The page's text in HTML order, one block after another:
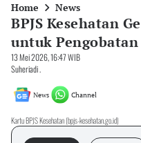
Home News
BPJS Kesehatan
untuk
13 Mei 2026, 16:47 WIB
Suheriadi .
News Channel
Kartu BPJS Kesehatan (bpjs-kesehatan.go.id)